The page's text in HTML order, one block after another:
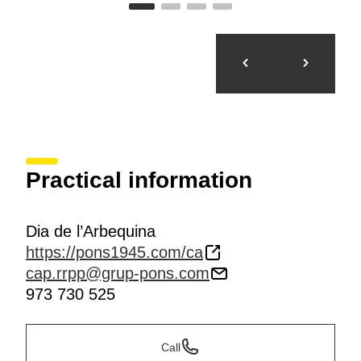
Practical information
Dia de l’Arbequina
https://pons1945.com/ca
cap.rrpp@grup-pons.com
973 730 525
Call